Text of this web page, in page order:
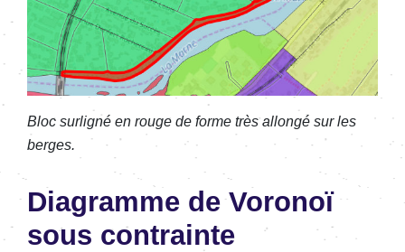
Bloc surligné en rouge de forme très allongé sur les
berges.
Diagramme de Voronoï
sous contrainte